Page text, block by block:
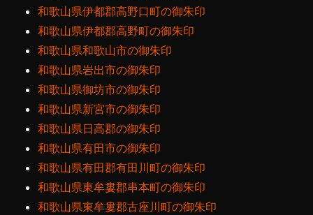
和歌山県伊都郡高野口町の御朱印
和歌山県伊都郡高野町の御朱印
和歌山県和歌山市の御朱印
和歌山県岩出市の御朱印
和歌山県御坊市の御朱印
和歌山県新宮市の御朱印
和歌山県日高郡の御朱印
和歌山県有田市の御朱印
和歌山県有田郡有田川町の御朱印
和歌山県東牟婁郡串本町の御朱印
和歌山県東牟婁郡古座川町の御朱印